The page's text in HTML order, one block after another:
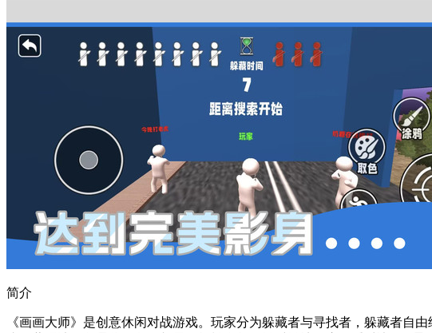
简介
《画画大师》是创意休闲对战游戏。玩家分为躲藏者与寻找者，躲藏者自